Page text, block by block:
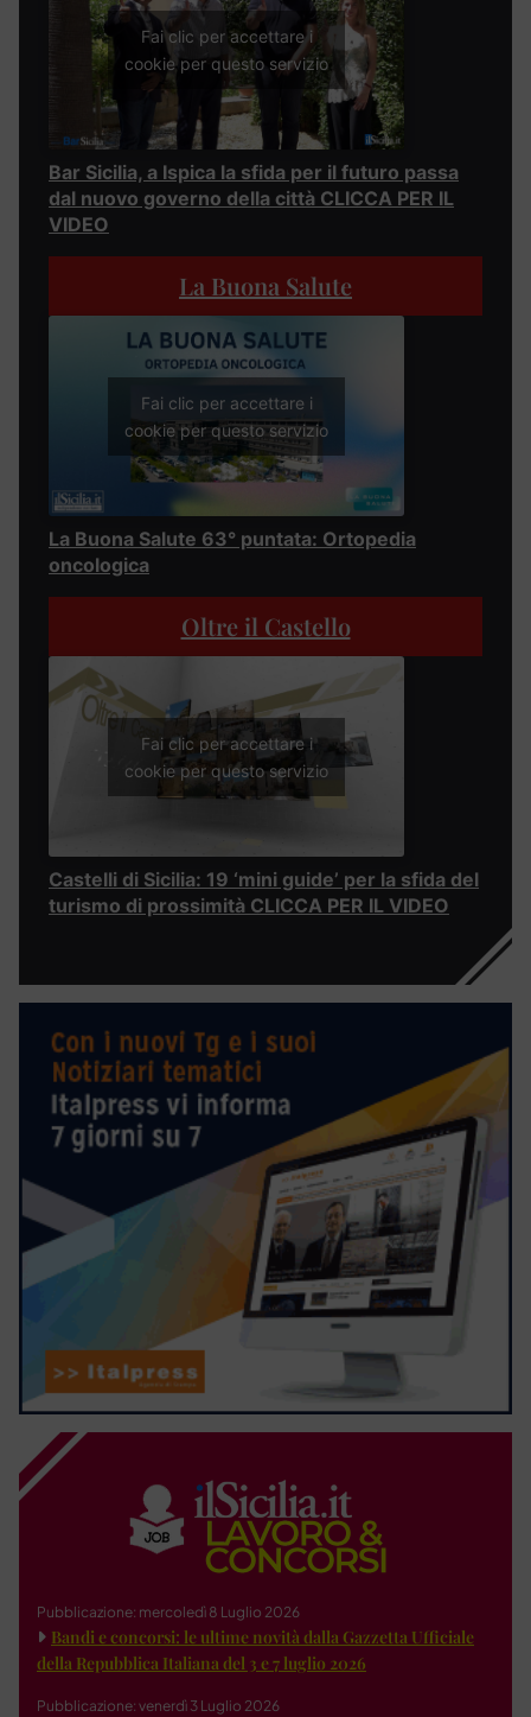
Fai clic per accettare i
cookie per questo servizio
Bar Sicilia, a Ispica la sfida per il futuro passa
dal nuovo governo della città CLICCA PER IL
VIDEO
La Buona Salute
Fai clic per accettare i
cookie per questo servizio
La Buona Salute 63° puntata: Ortopedia
oncologica
Oltre il Castello
Fai clic per accettare i
cookie per questo servizio
Castelli di Sicilia: 19 ‘mini guide’ per la sfida del
turismo di prossimità CLICCA PER IL VIDEO
Pubblicazione: mercoledì 8 Luglio 2026
Bandi e concorsi: le ultime novità dalla Gazzetta Ufficiale
della Repubblica Italiana del 3 e 7 luglio 2026
Pubblicazione: venerdì 3 Luglio 2026